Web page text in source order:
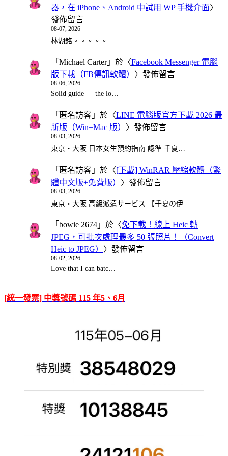
器，在 iPhone、Android 中試用 WP 手機介面〉
發佈留言
08-07, 2026
林湖銘。。。。。
「 Michael Carter」於〈Facebook Messenger 電腦
版下載（FB傳訊軟體） 〉發佈留言
08-06, 2026
Solid guide — the lo…
「 匿名訪客 」於〈LINE 電腦版官方下載 2026 最
新版（Win+Mac 版） 〉發佈留言
08-03, 2026
東京・大阪 日本女生預約指南 認準 千夏…
「 匿名訪客 」於〈[下載] WinRAR 壓縮軟體（繁
體中文版+免費版） 〉發佈留言
08-03, 2026
東京・大阪 高級派遣サービス 【千夏の伊…
「 bowie 2674 」於〈免下載！線上 Heic 轉
JPEG，可批次處理最多 50 張照片！（Convert
Heic to JPEG） 〉發佈留言
08-02, 2026
Love that I can batc…
[統一發票] 中獎號碼 115 年5、6月